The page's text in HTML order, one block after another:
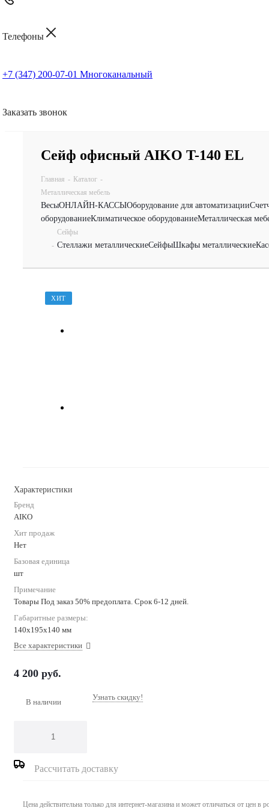
Телефоны
+7 (347) 200-07-01 Многоканальный
Заказать звонок
Сейф офисный AIKO T-140 EL
Главная - Каталог -
Металлическая мебель
ВесыОНЛАЙН-КАССЫОборудование для автоматизации
оборудованиеКлиматическое оборудованиеМеталлическая
-
Сейфы
Стеллажи металлическиеСейфыШкафы металлические
ХИТ
Характеристики
Бренд
AIKO
Хит продаж
Нет
Базовая единица
шт
Примечание
Товары Под заказ 50% предоплата. Срок 6-12 дней.
Габаритные размеры:
140x195x140 мм
Все характеристики
4 200 руб.
В наличии Узнать скидку!
Рассчитать доставку
Цена действительна только для интернет-магазина и может отличаться от цен в